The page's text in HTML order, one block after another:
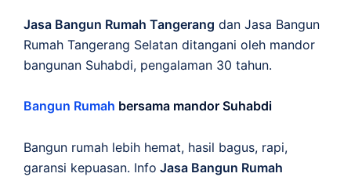
Jasa Bangun Rumah Tangerang dan Jasa Bangun
Rumah Tangerang Selatan ditangani oleh mandor
bangunan Suhabdi, pengalaman 30 tahun.
Bangun Rumah bersama mandor Suhabdi
Bangun rumah lebih hemat, hasil bagus, rapi,
garansi kepuasan. Info Jasa Bangun Rumah